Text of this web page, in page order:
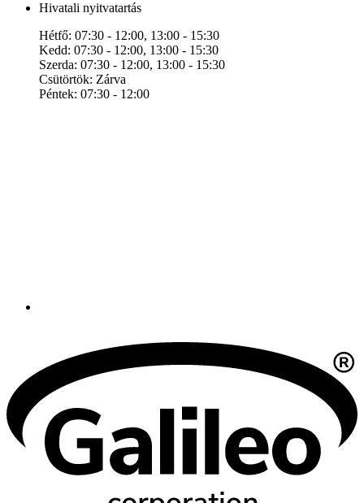
Hivatali nyitvatartás
Hétfő: 07:30 - 12:00, 13:00 - 15:30
Kedd: 07:30 - 12:00, 13:00 - 15:30
Szerda: 07:30 - 12:00, 13:00 - 15:30
Csütörtök: Zárva
Péntek: 07:30 - 12:00